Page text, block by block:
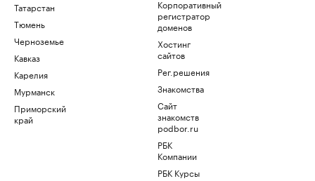
Татарстан
Тюмень
Черноземье
Кавказ
Карелия
Мурманск
Приморский
край
Корпоративный
регистратор
доменов
Хостинг
сайтов
Рег.решения
Знакомства
Сайт
знакомств
podbor.ru
РБК
Компании
РБК Курсы